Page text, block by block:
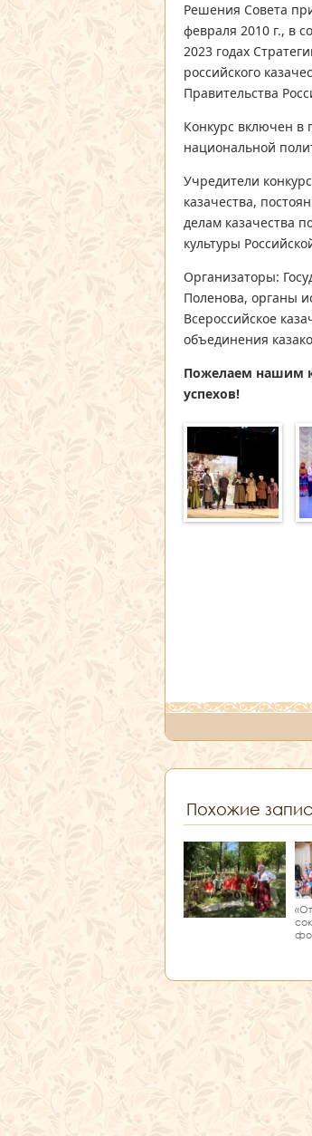
Решения Совета
февраля 2010 г., в
2023 годах
российского
Правительства
Конкурс включен в
национальной
Учредители
казачества,
делам казачества
культуры
Организаторы:
Поленова, органы
Всероссийское
объединения
Пожелаем нашим
успехов!
Похожие